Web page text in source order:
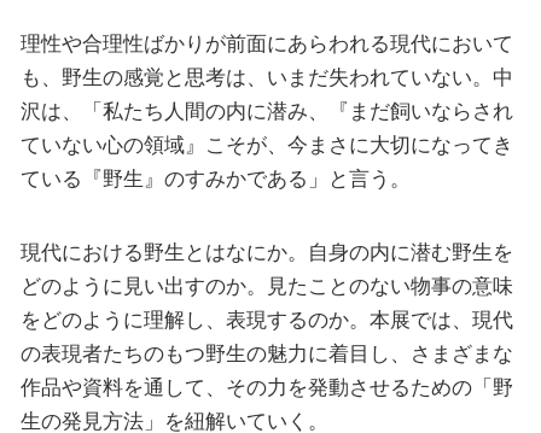
理性や合理性ばかりが前面にあらわれる現代において
も、野生の感覚と思考は、いまだ失われていない。中
沢は、「私たち人間の内に潜み、『まだ飼いならされ
ていない心の領域』こそが、今まさに大切になってき
ている『野生』のすみかである」と言う。
現代における野生とはなにか。自身の内に潜む野生を
どのように見い出すのか。見たことのない物事の意味
をどのように理解し、表現するのか。本展では、現代
の表現者たちのもつ野生の魅力に着目し、さまざまな
作品や資料を通して、その力を発動させるための「野
生の発見方法」を紐解いていく。